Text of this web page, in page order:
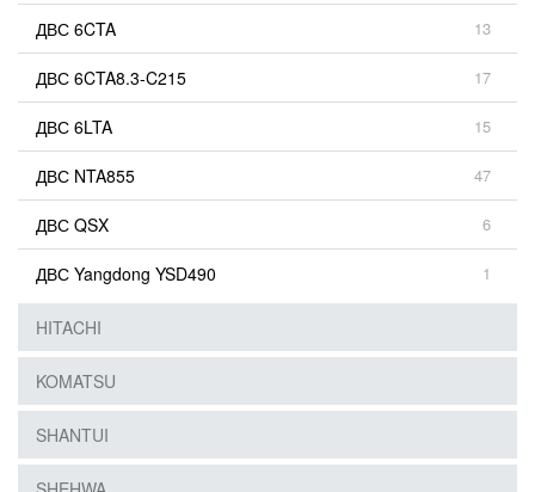
ДВС 6CTA 13
ДВС 6CTA8.3-C215 17
ДВС 6LTA 15
ДВС NTA855 47
ДВС QSX 6
ДВС Yangdong YSD490 1
HITACHI
KOMATSU
SHANTUI